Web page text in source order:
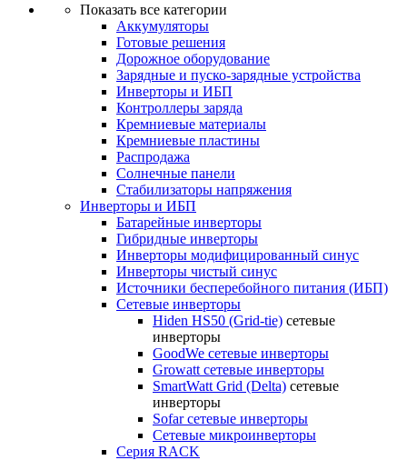
Показать все категории
Аккумуляторы
Готовые решения
Дорожное оборудование
Зарядные и пуско-зарядные устройства
Инверторы и ИБП
Контроллеры заряда
Кремниевые материалы
Кремниевые пластины
Распродажа
Солнечные панели
Стабилизаторы напряжения
Инверторы и ИБП
Батарейные инверторы
Гибридные инверторы
Инверторы модифицированный синус
Инверторы чистый синус
Источники бесперебойного питания (ИБП)
Сетевые инверторы
Hiden HS50 (Grid-tie) сетевые
инверторы
GoodWe сетевые инверторы
Growatt сетевые инверторы
SmartWatt Grid (Delta) сетевые
инверторы
Sofar сетевые инверторы
Сетевые микроинверторы
Серия RACK